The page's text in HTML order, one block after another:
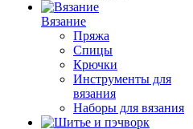
Вязание
Пряжа
Спицы
Крючки
Инструменты для
вязания
Наборы для вязания